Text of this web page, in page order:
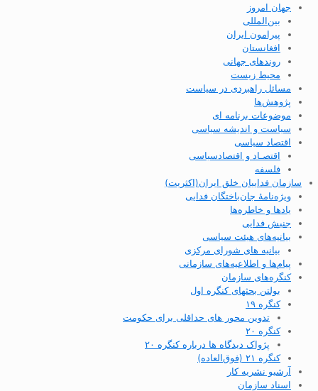
جهان امروز
بین‌المللی
پیرامون ایران
افغانستان
روندهای جهانی
محیط زیست
مسائل راهبردی در سیاست
پژوهش‌ها
موضوعات برنامه ای
سیاست و اندیشه سیاسی
اقتصاد سیاسی
اقتصـاد و اقتصاد‌سیاسی
فلسفه
سازمان فداییان خلق ایران(اکثریت)
ویژه‌نامهٔ جان‌باختگان فدایی
یادها و خاطره‌ها
جنبش فدایی
بیانیه‌های هیئت سیاسی
بیانیه های شورای مرکزی
پیام‌ها و اطلاعیه‌های سازمانی
کنگره‌های سازمان
بولتن بحثهای کنگره اول
کنگره ۱۹
تدوین محور های حداقلی برای حکومت
کنگره ۲۰
پژواک دیدگاه ها درباره کنگره ۲۰
کنگره ۲۱ (فوق‌العاده)
آرشیو نشریه کار
اسناد سازمان